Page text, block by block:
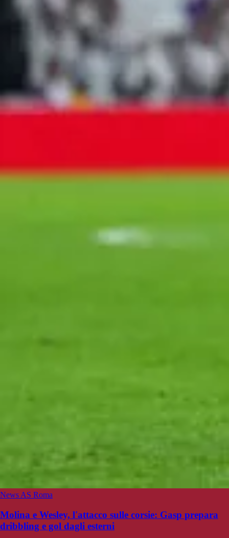
News AS Roma
Molina e Wesley, l'attacco sulle corsie: Gasp prepara
dribbling e gol dagli esterni